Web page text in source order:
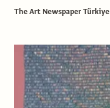
The Art Newspaper Türkiye